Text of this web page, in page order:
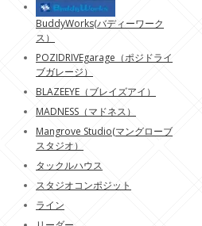
BuddyWorks(バディーワーク
ス）
POZIDRIVEgarage（ポジドライ
ブガレージ）
BLAZEEYE（ブレイズアイ）
MADNESS（マドネス）
Mangrove Studio(マングローブ
スタジオ）
タックルハウス
スタジオコンポジット
ライン